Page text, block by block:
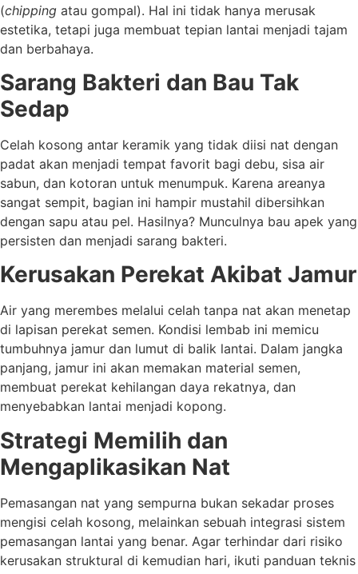
(chipping atau gompal). Hal ini tidak hanya merusak
estetika, tetapi juga membuat tepian lantai menjadi tajam
dan berbahaya.
Sarang Bakteri dan Bau Tak
Sedap
Celah kosong antar keramik yang tidak diisi nat dengan
padat akan menjadi tempat favorit bagi debu, sisa air
sabun, dan kotoran untuk menumpuk. Karena areanya
sangat sempit, bagian ini hampir mustahil dibersihkan
dengan sapu atau pel. Hasilnya? Munculnya bau apek yang
persisten dan menjadi sarang bakteri.
Kerusakan Perekat Akibat Jamur
Air yang merembes melalui celah tanpa nat akan menetap
di lapisan perekat semen. Kondisi lembab ini memicu
tumbuhnya jamur dan lumut di balik lantai. Dalam jangka
panjang, jamur ini akan memakan material semen,
membuat perekat kehilangan daya rekatnya, dan
menyebabkan lantai menjadi kopong.
Strategi Memilih dan
Mengaplikasikan Nat
Pemasangan nat yang sempurna bukan sekadar proses
mengisi celah kosong, melainkan sebuah integrasi sistem
pemasangan lantai yang benar. Agar terhindar dari risiko
kerusakan struktural di kemudian hari, ikuti panduan teknis